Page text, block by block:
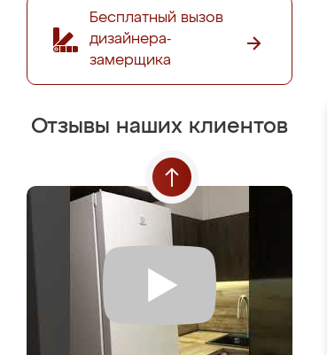
Бесплатный вызов
дизайнера-
замерщика
Отзывы наших клиентов